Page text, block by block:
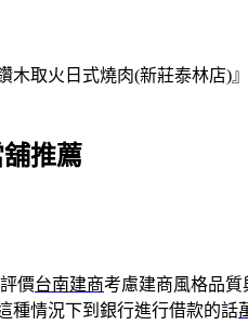
取火日式燒肉(新莊泰林店)
推薦
價台南建商考慮建商風格品
種情況下到銀行進行借款的話